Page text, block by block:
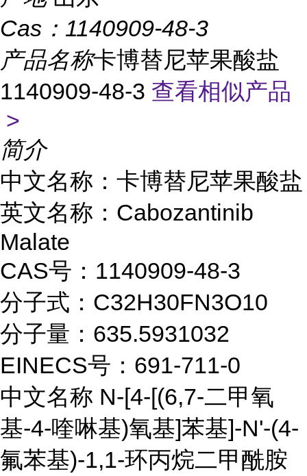
Cas： 1140909-48-3
产品名称卡博替尼苹果酸盐
1140909-48-3 查看相似产品
>
简介
中文名称：卡博替尼苹果酸盐
英文名称：Cabozantinib
Malate
CAS号：1140909-48-3
分子式：C32H30FN3O10
分子量：635.5931032
EINECS号：691-711-0
中文名称 N-[4-[(6,7-二甲氧
基-4-喹啉基)氧基]苯基]-N'-(4-
氟苯基)-1,1-环丙烷二甲酰胺